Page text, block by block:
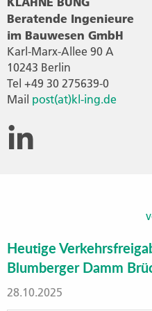
Beratende Ingenieure
im Bauwesen GmbH
Karl-Marx-Allee 90 A
10243 Berlin
Tel +49 30 275639-0
Mail post(at)kl-ing.de
Heutige
Blumberger Damm
28.10.2025